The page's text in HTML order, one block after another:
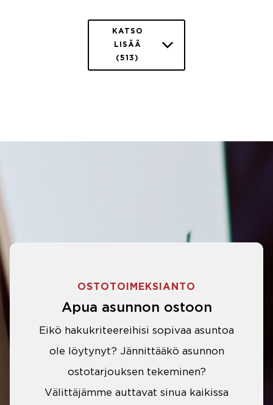
KATSO
LISÄÄ
(513)
OSTOTOIMEKSIANTO
Apua asunnon ostoon
Eikö hakukriteereihisi sopivaa asuntoa
ole löytynyt? Jännittääkö asunnon
ostotarjouksen tekeminen?
Välittäjämme auttavat sinua kaikissa